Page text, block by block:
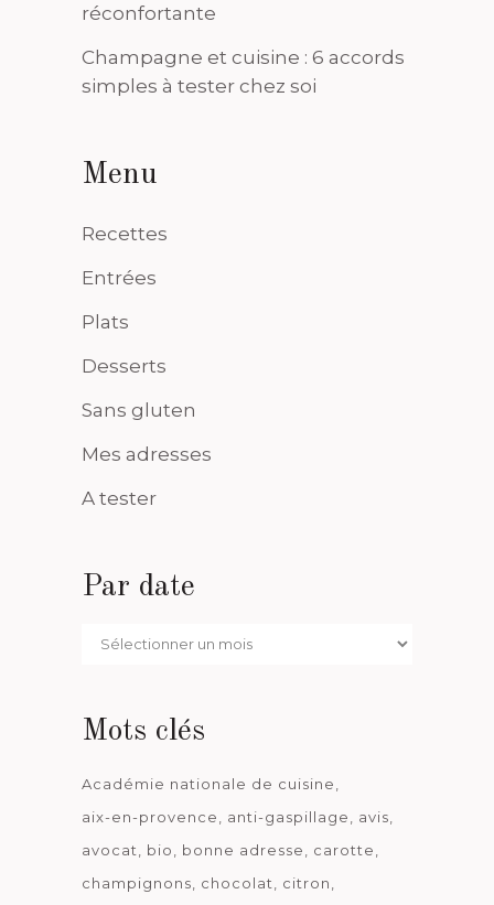
réconfortante
Champagne et cuisine : 6 accords
simples à tester chez soi
Menu
Recettes
Entrées
Plats
Desserts
Sans gluten
Mes adresses
A tester
Par date
Par
Mots clés
Académie nationale de cuisine
aix-en-provence
anti-gaspillage
avis
avocat
bio bonne adresse
carotte
champignons
chocolat
citron